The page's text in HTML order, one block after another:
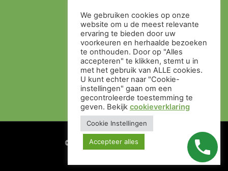
© Alle rechten voorbehouden
We gebruiken cookies op onze
website om u de meest relevante
ervaring te bieden door uw
voorkeuren en herhaalde bezoeken
te onthouden. Door op "Alles
accepteren" te klikken, stemt u in
met het gebruik van ALLE cookies.
U kunt echter naar "Cookie-
instellingen" gaan om een ​​
gecontroleerde toestemming te
geven. Bekijk cookieverklaring
Cookie Instellingen
Accepteer alles